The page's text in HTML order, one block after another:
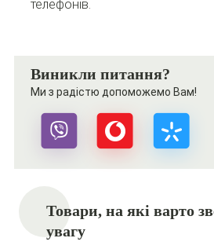
телефонів.
Виникли питання?
Ми з радістю допоможемо Вам!
Товари, на які варто
увагу